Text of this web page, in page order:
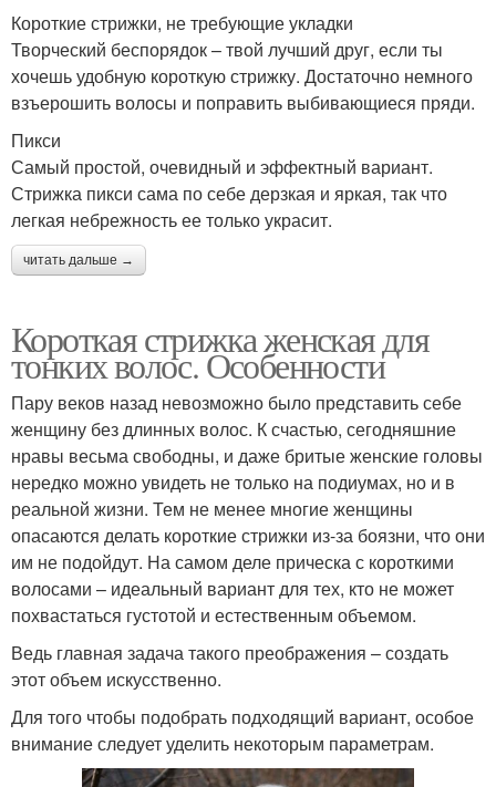
Короткие стрижки, не требующие укладки
Творческий беспорядок – твой лучший друг, если ты
хочешь удобную короткую стрижку. Достаточно немного
взъерошить волосы и поправить выбивающиеся пряди.
Пикси
Самый простой, очевидный и эффектный вариант.
Стрижка пикси сама по себе дерзкая и яркая, так что
легкая небрежность ее только украсит.
читать дальше →
Короткая стрижка женская для
тонких волос. Особенности
Пару веков назад невозможно было представить себе
женщину без длинных волос. К счастью, сегодняшние
нравы весьма свободны, и даже бритые женские головы
нередко можно увидеть не только на подиумах, но и в
реальной жизни. Тем не менее многие женщины
опасаются делать короткие стрижки из-за боязни, что они
им не подойдут. На самом деле прическа с короткими
волосами – идеальный вариант для тех, кто не может
похвастаться густотой и естественным объемом.
Ведь главная задача такого преображения – создать
этот объем искусственно.
Для того чтобы подобрать подходящий вариант, особое
внимание следует уделить некоторым параметрам.